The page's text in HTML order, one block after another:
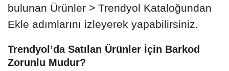
bulunan Ürünler > Trendyol Kataloğundan
Ekle adımlarını izleyerek yapabilirsiniz.
Trendyol’da Satılan Ürünler İçin Barkod
Zorunlu Mudur?